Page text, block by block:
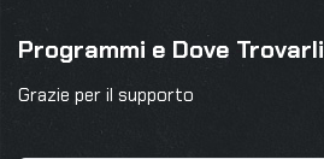
Programmi e Dove Trovarli
Grazie per il supporto